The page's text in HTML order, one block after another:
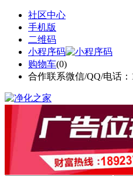
社区中心
手机版
二维码
小程序码
购物车(0)
合作联系微信/QQ/电话：